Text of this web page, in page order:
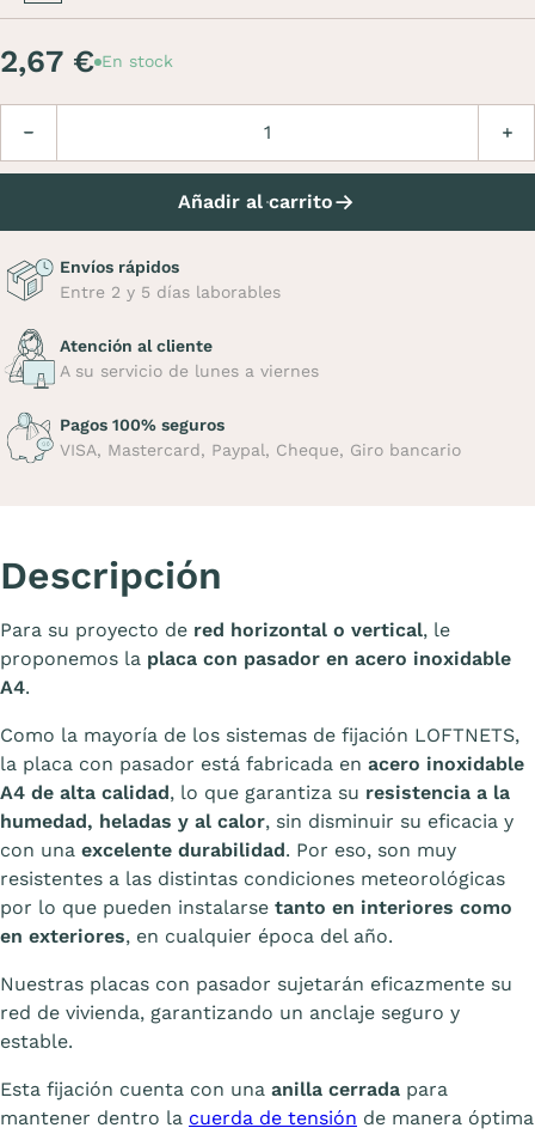
2,67 € En stock
Añadir al carrito
Envíos rápidos
Entre 2 y 5 días laborables
Atención al cliente
A su servicio de lunes a viernes
Pagos 100% seguros
VISA, Mastercard, Paypal, Cheque, Giro bancario
Descripción
Para su proyecto de red horizontal o vertical, le
proponemos la placa con pasador en acero inoxidable
A4.
Como la mayoría de los sistemas de fijación LOFTNETS,
la placa con pasador está fabricada en acero inoxidable
A4 de alta calidad, lo que garantiza su resistencia a la
humedad, heladas y al calor, sin disminuir su eficacia y
con una excelente durabilidad. Por eso, son muy
resistentes a las distintas condiciones meteorológicas
por lo que pueden instalarse tanto en interiores como
en exteriores, en cualquier época del año.
Nuestras placas con pasador sujetarán eficazmente su
red de vivienda, garantizando un anclaje seguro y
estable.
Esta fijación cuenta con una anilla cerrada para
mantener dentro la cuerda de tensión de manera óptima